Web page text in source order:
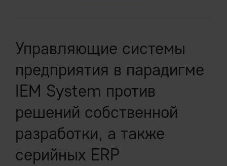
Управляющие системы
предприятия в парадигме
IEM System против
решений собственной
разработки, а также
серийных ERP